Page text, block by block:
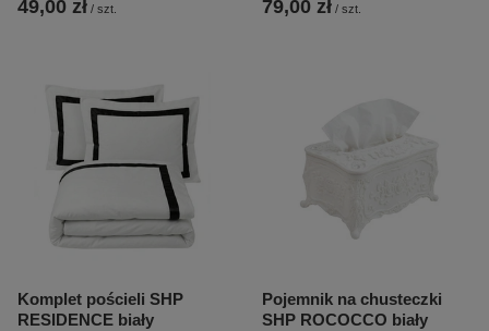
49,00 zł / szt. 79,00 zł / szt.
Komplet pościeli SHP
RESIDENCE biały
Pojemnik na chusteczki
SHP ROCOCCO biały